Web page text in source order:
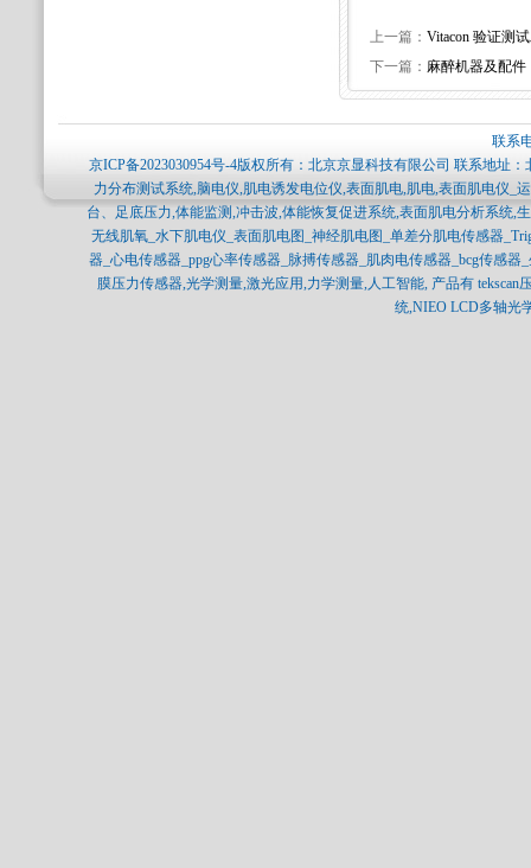
上一篇： Vitacon 验证测
下一篇： 麻醉机器及配件
联系
京ICP备2023030954号-4版权所有：北京京显科技有限公司 联系地址
力分布测试系统,脑电仪,肌电诱发电位仪,表面肌电,肌电,表面肌电仪_
台、足底压力,体能监测,冲击波,体能恢复促进系统,表面肌电分析系统,
无线肌氧_水下肌电仪_表面肌电图_神经肌电图_单差分肌电传感器
器_心电传感器_ppg心率传感器_脉搏传感器_肌肉电传感器_bcg传感
膜压力传感器,光学测量,激光应用,力学测量,人工智能, 产品有 tekscan
统,NIEO LCD多轴光